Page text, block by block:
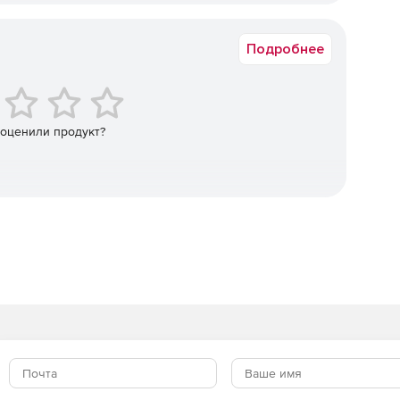
добиться эффективного равновесия между
Пользовательские данные и приложения
стабильность системы поддерживается благодаря
Подробнее
продукт?